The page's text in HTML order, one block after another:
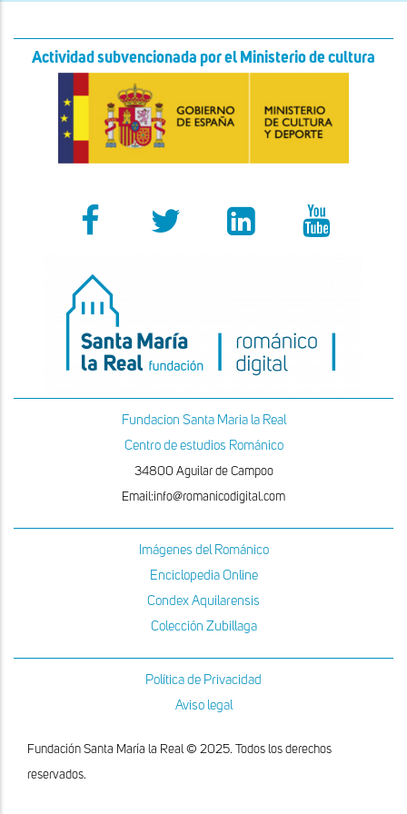
Actividad subvencionada por el Ministerio de cultura
Fundacion Santa Maria la Real
Centro de estudios Románico
34800 Aguilar de Campoo
Email:info@romanicodigital.com
Imágenes del Románico
Enciclopedia Online
Condex Aquilarensis
Colección Zubillaga
Política de Privacidad
Aviso legal
Fundación Santa María la Real © 2025. Todos los derechos
reservados.